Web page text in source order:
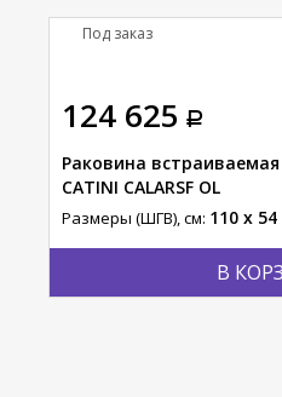
124 625
В
Раковина
CATINI CALARSF OL
Размеры (ШГВ), см: 110 x
Под заказ